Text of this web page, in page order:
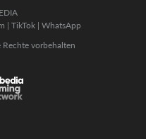
| TikTok | WhatsApp
vorbehalten